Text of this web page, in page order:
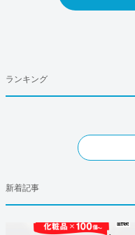
ランキング
新着記事